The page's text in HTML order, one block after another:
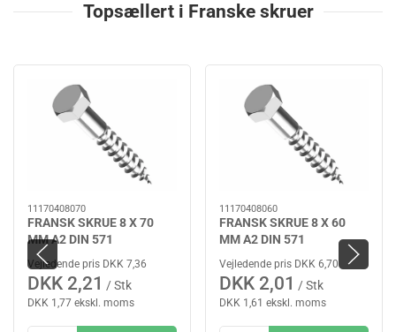
Topsællert i Franske skruer
11170408070
FRANSK SKRUE 8 X 70
MM A2 DIN 571
Vejledende pris DKK 7,36
DKK 2,21 / Stk
DKK 1,77 ekskl. moms
11170408060
FRANSK SKRUE 8 X 60
MM A2 DIN 571
Vejledende pris DKK 6,70
DKK 2,01 / Stk
DKK 1,61 ekskl. moms